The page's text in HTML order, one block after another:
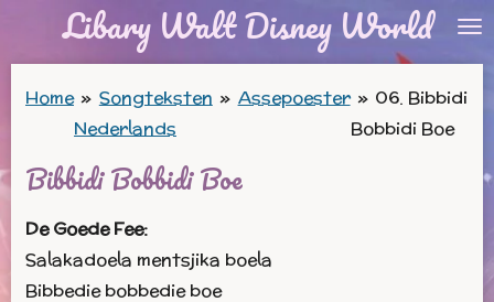
Libary Walt Disney World
Home » Songteksten
Nederlands
» Assepoester » 06. Bibbidi
Bobbidi Boe
Bibbidi Bobbidi Boe
De Goede Fee:
Salakadoela mentsjika boela
Bibbedie bobbedie boe